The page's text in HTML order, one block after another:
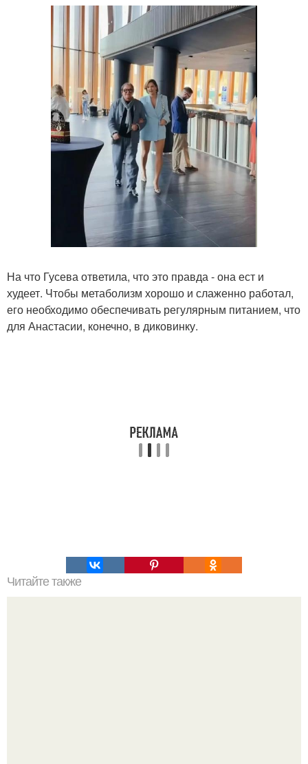
На что Гусева ответила, что это правда - она ест и
худеет. Чтобы метаболизм хорошо и слаженно работал,
его необходимо обеспечивать регулярным питанием, что
для Анастасии, конечно, в диковинку.
Читайте также